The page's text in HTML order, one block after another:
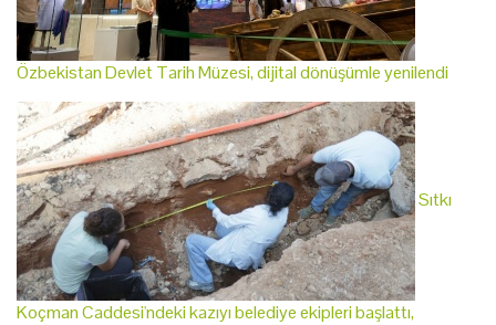
Özbekistan Devlet Tarih Müzesi, dijital dönüşümle yenilendi
Sıtkı
Koçman Caddesi'ndeki kazıyı belediye ekipleri başlattı,